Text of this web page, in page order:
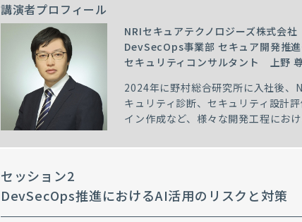
講演者プロフィール
NRIセキュアテクノロジーズ株式会社
DevSecOps事業部 セキュア開発推
セキュリティコンサルタント 上野
2024年に野村総合研究所に入社後、
キュリティ診断、セキュリティ設計
イン作成など、様々な開発工程にお
セッション2
DevSecOps推進におけるAI活用のリスクと対策